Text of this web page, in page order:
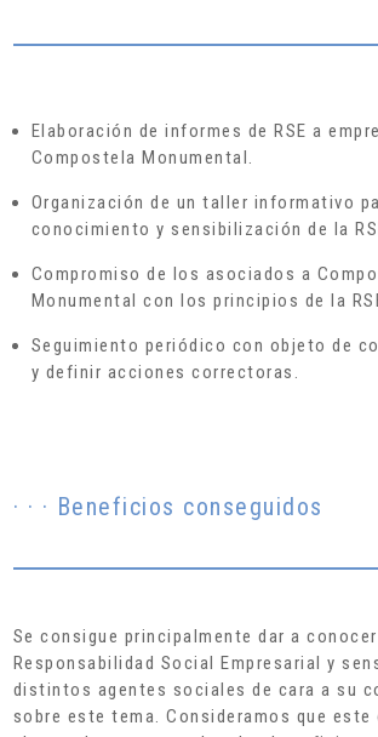
Elaboración de informes de RSE a
Compostela Monumental.
Organización de un taller informativo
conocimiento y sensibilización de la
Compromiso de los asociados a
Monumental con los principios de la
Seguimiento periódico con objeto de
y definir acciones correctoras.
· · · Beneficios conseguidos
Se consigue principalmente dar a
Responsabilidad Social Empresarial y
distintos agentes sociales de cara a su
sobre este tema. Consideramos que